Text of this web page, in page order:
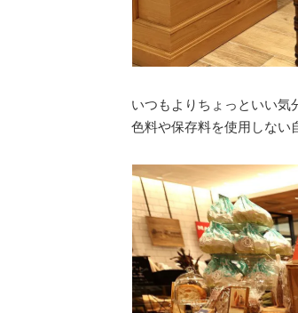
いつもよりちょっといい気
色料や保存料を使用しない